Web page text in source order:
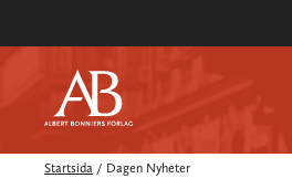
Startsida / Dagen Nyheter